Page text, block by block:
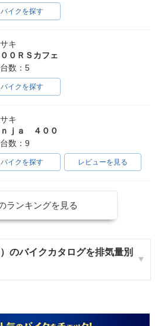
バイクを探す
キ
０ＲＳカフェ
数：5
バイクを探す
キ
ｎｊａ ４００
数：9
バイクを探す レビューを見る
ランキングを見る
のバイクカタログを排気量別